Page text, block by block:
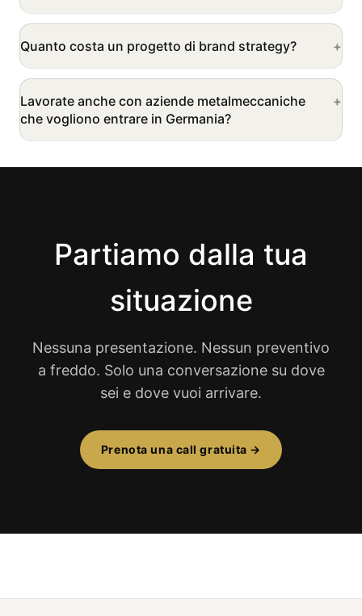
Quanto costa un progetto di brand strategy?
Lavorate anche con aziende metalmeccaniche
che vogliono entrare in Germania?
Partiamo dalla tua
situazione
Nessuna presentazione. Nessun preventivo
a freddo. Solo una conversazione su dove
sei e dove vuoi arrivare.
Prenota una call gratuita →